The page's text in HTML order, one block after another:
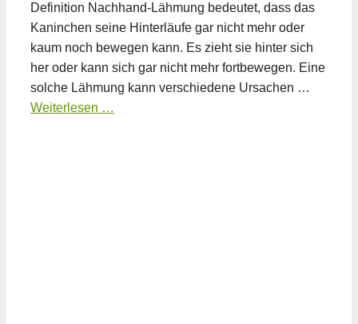
Definition Nachhand-Lähmung bedeutet, dass das
Kaninchen seine Hinterläufe gar nicht mehr oder
kaum noch bewegen kann. Es zieht sie hinter sich
her oder kann sich gar nicht mehr fortbewegen. Eine
solche Lähmung kann verschiedene Ursachen …
Weiterlesen …